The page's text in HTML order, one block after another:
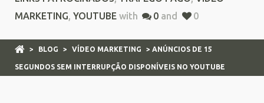
MARKETING, YOUTUBE with 0 and 0
> BLOG > VÍDEO MARKETING > ANÚNCIOS DE 15
SEGUNDOS SEM INTERRUPÇÃO DISPONÍVEIS NO YOUTUBE